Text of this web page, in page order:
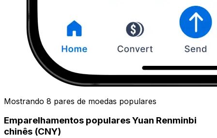
Mostrando 8 pares de moedas populares
Emparelhamentos populares Yuan Renminbi
chinês (CNY)